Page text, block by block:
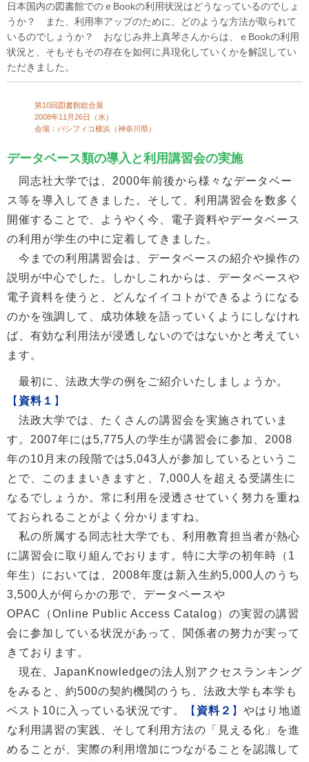
日本国内の図書館でのｅBookの利用状況はどうなっているのでしょ
うか？ また、利用率アップのために、どのような方法が取られて
いるのでしょうか？ おなじみ井上真琴さんからは、ｅBookの利用
状況と、そもそもその存在を如何に具現化していくかを解説してい
ただきました。
第10回図書館総合展
2008年11月26日（水）
会場：パシフィコ横浜（神奈川県）
データベース類の導入と利用講習会の実施
同志社大学では、2000年前後から様々なデータベー
ス等を導入してきました。そして、利用講習会を数多く
開催することで、ようやく今、電子資料やデータベース
の利用が学生の中に定着してきました。
今までの利用講習会は、データベースの紹介や操作の
説明が中心でした。しかしこれからは、データベースや
電子資料を使うと、どんなイイコトができるようになる
のかを強調して、成功体験を語っていくようにしなけれ
ば、有効な利用法が浸透しないのではないかと考えてい
ます。
最初に、法政大学の例をご紹介いたしましょうか。
【 資料１ 】
法政大学では、たくさんの講習会を実施されていま
す。2007年には5,775人の学生が講習会に参加、2008
年の10月末の段階では5,043人が参加しているというこ
とで、このままいきますと、7,000人を超える受講生に
なるでしょうか。常に利用を浸透させていく努力を重ね
ておられることがよく分かりますね。
私の所属する同志社大学でも、利用教育担当者が熱心
に講習会に取り組んでおります。特に大学の初年時（1
年生）においては、2008年度は新入生約5,000人のうち
3,500人が何らかの形で、データベースや
OPAC（Online Public Access Catalog）の実習の講習
会に参加している状況があって、関係者の努力が実って
きております。
現在、JapanKnowledgeの法人別アクセスランキング
をみると、約500の契約機関のうち、法政大学も本学も
ベスト10に入っている状況です。
【 資料２ 】 やはり地道
な利用講習の実践、そして利用方法の「見える化」を進
めることが、実際の利用増加につながることを認識して